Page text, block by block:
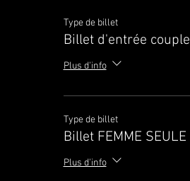
Type de billet
Billet d'entrée couple
Plus d'info
Type de billet
Billet FEMME SEULE
Plus d'info